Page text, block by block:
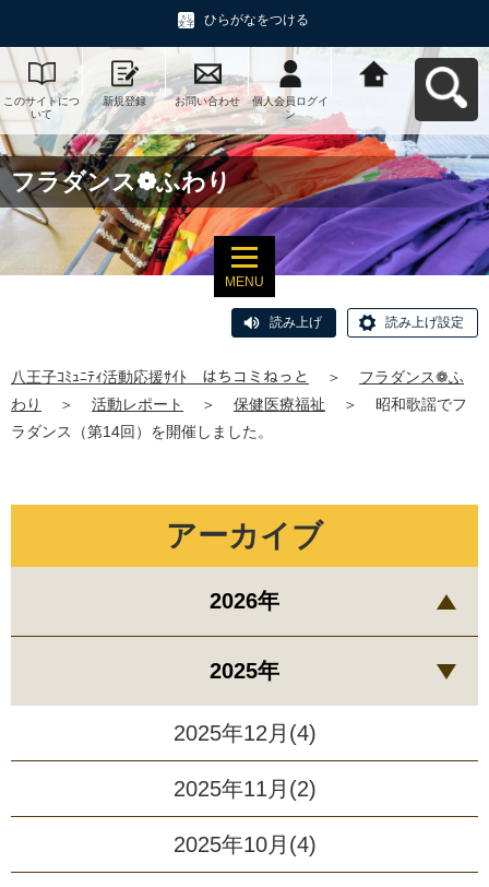
ひらがなをつける
このサイトにつ
いて
新規登録 お問い合わせ
個人会員ログイ
ン
動応援ｻｲﾄ はち
コミねっとへ戻
る
フラダンス❁ふわり
MENU
読み上げ 読み上げ設定
八王子ｺﾐｭﾆﾃｨ活動応援ｻｲﾄ はちコミねっと ＞
フラダンス❁ふ
わり
＞ 活動レポート ＞ 保健医療福祉 ＞
昭和歌謡でフ
ラダンス（第14回）を開催しました。
アーカイブ
2026年
2025年
2025年12月(4)
2025年11月(2)
2025年10月(4)